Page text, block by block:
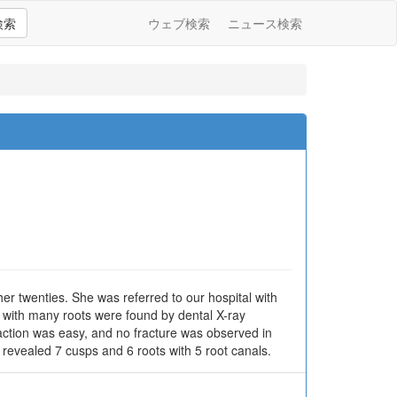
索 ウェブ検索 ニュース検索
twenties. She was referred to our hospital with
many roots were found by dental X-ray
was easy, and no fracture was observed in
7 cusps and 6 roots with 5 root canals.